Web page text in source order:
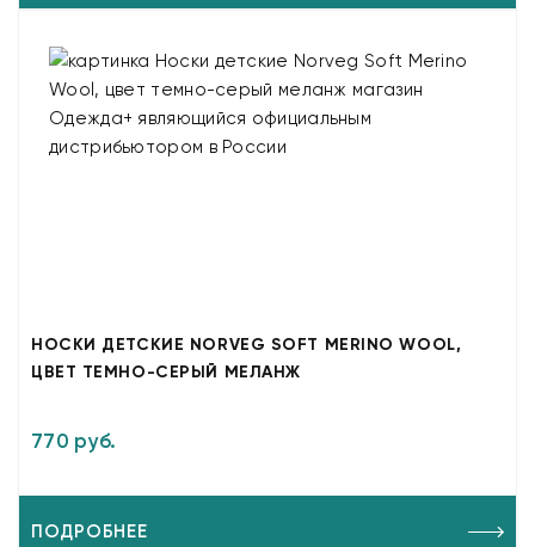
НОСКИ ДЕТСКИЕ NORVEG SOFT MERINO WOOL,
ЦВЕТ ТЕМНО-СЕРЫЙ МЕЛАНЖ
770 руб.
ПОДРОБНЕЕ